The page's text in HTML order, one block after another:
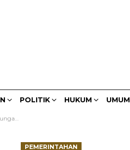
POLITIK HUKUM UMUM
Baru
PEMERINTAHAN